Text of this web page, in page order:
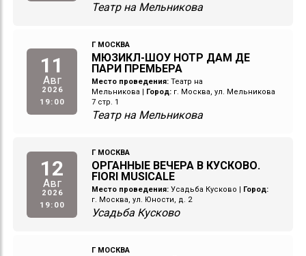
Театр на Мельникова
11
Авг
2026
19:00
Г МОСКВА
МЮЗИКЛ-ШОУ НОТР ДАМ ДЕ
ПАРИ ПРЕМЬЕРА
Место проведения: Театр на
Мельникова
Город: г. Москва, ул. Мельникова
7 стр. 1
Театр на Мельникова
12
Авг
2026
19:00
Г МОСКВА
ОРГАННЫЕ ВЕЧЕРА В КУСКОВО.
FIORI MUSICALE
Место проведения: Усадьба Кусково
Город:
г. Москва, ул. Юности, д. 2
Усадьба Кусково
Г МОСКВА